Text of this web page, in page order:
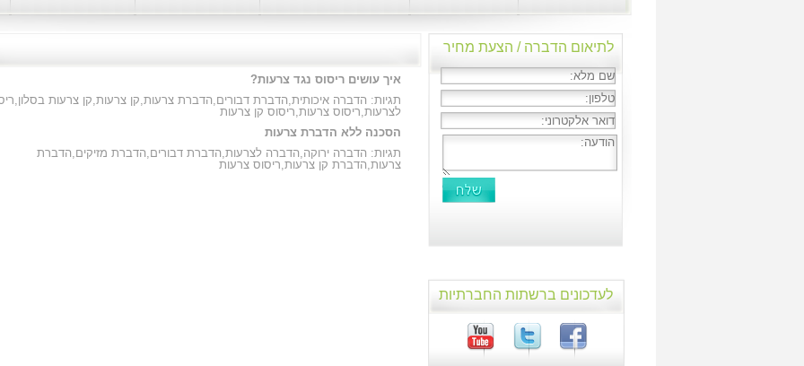
לתיאום הדברה / הצעת מחיר
לעדכונים ברשתות החברתיות
איך עושים ריסוס נגד צרעות?
תגיות: הדברה איכותית,הדברת דבורים,הדברת צרעות,קן צרעות,קן צרעות בסלון,
לצרעות,ריסוס צרעות,ריסוס קן צרעות
הסכנה ללא הדברת צרעות
תגיות: הדברה ירוקה,הדברה לצרעות,הדברת דבורים,הדברת מזיקים,הדברת
צרעות,הדברת קן צרעות,ריסוס צרעות